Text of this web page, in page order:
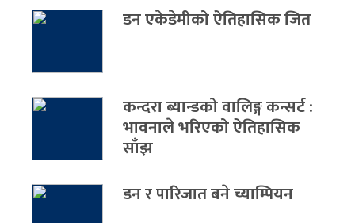
डन एकेडेमीको ऐतिहासिक जित
कन्दरा ब्यान्डको वालिङ्ग कन्सर्ट :
भावनाले भरिएको ऐतिहासिक
साँझ
डन र पारिजात बने च्याम्पियन